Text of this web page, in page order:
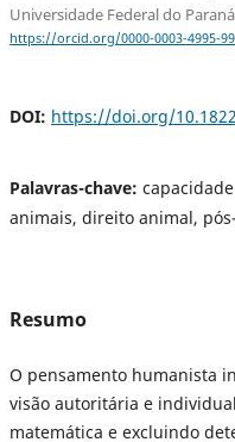
Universidade Federal do Paraná
https://orcid.org/0000-0003-4995-
DOI: https://doi.org/
Palavras-chave:
animais, direito animal,
Resumo
O pensamento humanista
visão autoritária e
matemática e excluindo